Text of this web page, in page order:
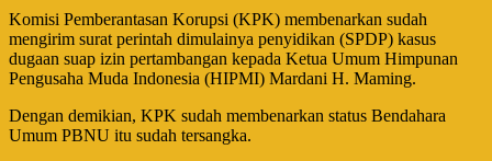
Komisi Pemberantasan Korupsi (KPK) membenarkan sudah
mengirim surat perintah dimulainya penyidikan (SPDP) kasus
dugaan suap izin pertambangan kepada Ketua Umum Himpunan
Pengusaha Muda Indonesia (HIPMI) Mardani H. Maming.
Dengan demikian, KPK sudah membenarkan status Bendahara
Umum PBNU itu sudah tersangka.